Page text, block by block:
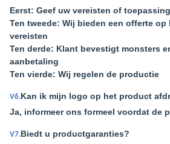
Eerst: Geef uw vereisten of
Ten tweede: Wij bieden een offerte op
vereisten
Ten derde: Klant bevestigt monsters
aanbetaling
Ten vierde: Wij regelen de productie
V6.Kan ik mijn logo op het product
Ja, informeer ons formeel voordat de
V7.Biedt u productgaranties?